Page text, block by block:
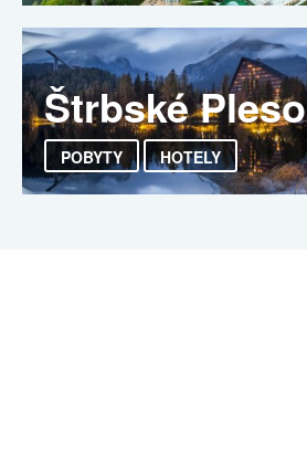
Štrbské Pleso
POBYTY HOTELY